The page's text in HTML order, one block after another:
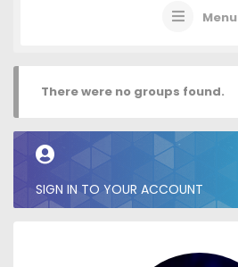
Menu
There were no groups found.
SIGN IN TO YOUR ACCOUNT